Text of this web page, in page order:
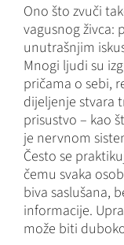
Ono što zvuči
vagusnog živca:
unutrašnjim
Mnogi ljudi su
pričama o sebi,
dijeljenje stvara
prisustvo – kao
je nervnom
Često se
čemu svaka
biva saslušana,
informacije.
može biti